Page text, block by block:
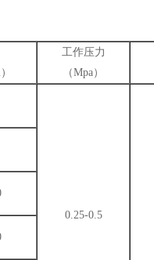
工作压力
（Mpa）
0.25-0.5